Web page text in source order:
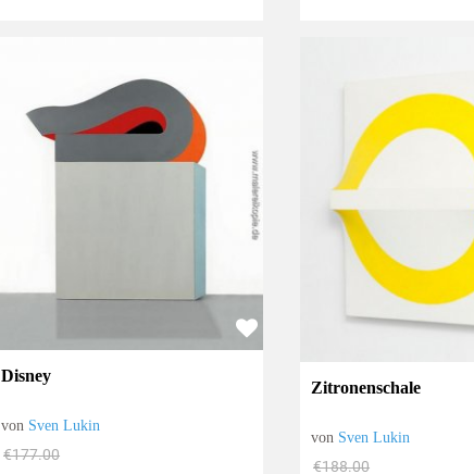
Disney
von Sven Lukin
€177.00
Zitronenschale
von Sven Lukin
€188.00